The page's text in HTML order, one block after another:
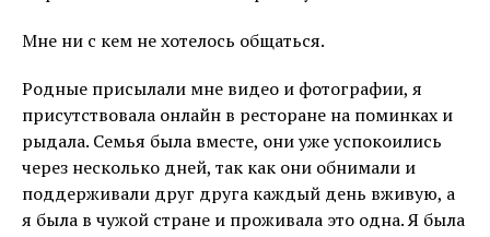
Мне ни с кем не хотелось общаться.
Родные присылали мне видео и фотографии, я
присутствовала онлайн в ресторане на поминках и
рыдала. Семья была вместе, они уже успокоились
через несколько дней, так как они обнимали и
поддерживали друг друга каждый день вживую, а
я была в чужой стране и проживала это одна. Я была